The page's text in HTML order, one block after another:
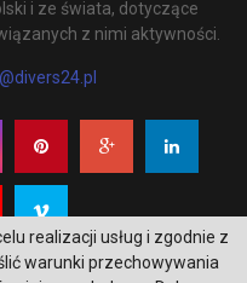
i ze świata, dotyczące
z nimi aktywności.
realizacji usług i zgodnie z
warunki przechowywania